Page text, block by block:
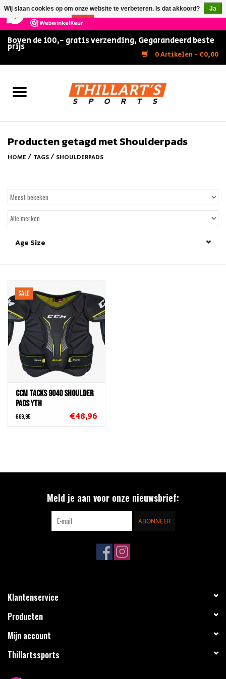
147 Reviews ×
Boven de 100,- gratis verzending, Gegarandeerd beste
prijs
0 Artikelen - €0,00
Home
Inline Skates
FITNESS & ULTIMATE SHAPE
Schaatsen
SALE
Merken
Gift Card
Producten getagd met Shoulderpads
HOME / TAGS/ SHOULDERPADS
Age Size
SALE
CCM TACKS 9040 SHOULDER
PADS YTH
€69,95 €48,96
Meld je aan voor onze nieuwsbrief:
ABONNEER
Klantenservice
Producten
Mijn account
Thillartssports
Wij slaan cookies op om onze website te verbeteren. Is dat akkoord?
Ja
Nee